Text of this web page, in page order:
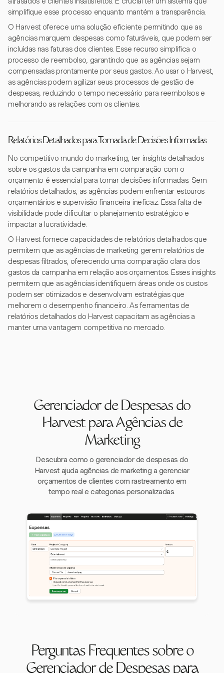
simplifique esse processo enquanto mantém a transparência.
O Harvest oferece uma solução eficiente permitindo que as
agências marquem despesas como faturáveis, que podem ser
incluídas nas faturas dos clientes. Esse recurso simplifica o
processo de reembolso, garantindo que as agências sejam
compensadas prontamente por seus gastos. Ao usar o Harvest,
as agências podem agilizar seus processos de gestão de
despesas, reduzindo o tempo necessário para reembolsos e
melhorando as relações com os clientes.
Relatórios Detalhados para Tomada de Decisões Informadas
No competitivo mundo do marketing, ter insights detalhados
sobre os gastos da campanha em comparação com o
orçamento é essencial para tomar decisões informadas. Sem
relatórios detalhados, as agências podem enfrentar estouros
orçamentários e supervisão financeira ineficaz. Essa falta de
visibilidade pode dificultar o planejamento estratégico e
impactar a lucratividade.
O Harvest fornece capacidades de relatórios detalhados que
permitem que as agências de marketing gerem relatórios de
despesas filtrados, oferecendo uma comparação clara dos
gastos da campanha em relação aos orçamentos. Esses insights
permitem que as agências identifiquem áreas onde os custos
podem ser otimizados e desenvolvam estratégias que
melhorem o desempenho financeiro. As ferramentas de
relatórios detalhados do Harvest capacitam as agências a
manter uma vantagem competitiva no mercado.
Gerenciador de Despesas do
Harvest para Agências de
Marketing
Descubra como o gerenciador de despesas do
Harvest ajuda agências de marketing a gerenciar
orçamentos de clientes com rastreamento em
tempo real e categorias personalizadas.
Perguntas Frequentes sobre o
Gerenciador de Despesas para